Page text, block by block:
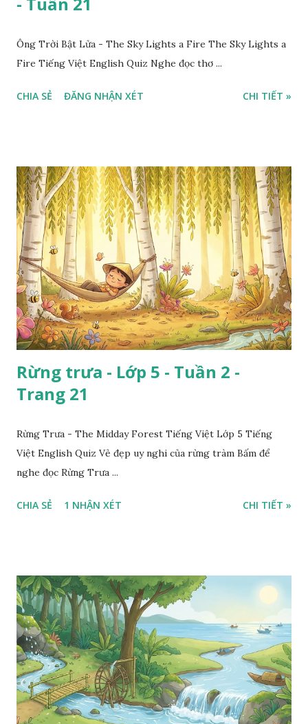
Ông Trời Bật Lửa - The Sky Lights a Fire The Sky Lights a
Fire Tiếng Việt English Quiz Nghe đọc thơ ...
CHIA SẺ ĐĂNG NHẬN XÉT CHI TIẾT »
Rừng trưa - Lớp 5 - Tuần 2 -
Trang 21
Rừng Trưa - The Midday Forest Tiếng Việt Lớp 5 Tiếng
Việt English Quiz Vẻ đẹp uy nghi của rừng tràm Bấm để
nghe đọc Rừng Trưa ...
CHIA SẺ 1 NHẬN XÉT CHI TIẾT »